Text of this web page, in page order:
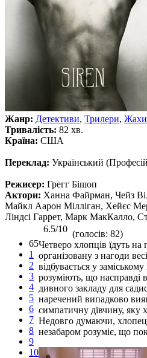
Жанр: Детективи, Трилери, Жахи
Тривалість: 82 хв.
Країна: США
Переклад: Український
Режисер: Грегг Бішоп
Актори: Ханна Файрман, Чейз
Майкл Аарон Мілліган, Хейєс
Ліндсі Гаррет, Марк МакКалло,
65
1
2
3
4
5
6
7
8
9
10
6.5/10 (голосів: 82)
Четверо хлопців їдуть на
організовану з нагоди
відбувається у
розуміють, що насправді
дивного закладу для
наречений випадково
симпатичну дівчину, яку
Недовго думаючи,
незабаром розуміє, що